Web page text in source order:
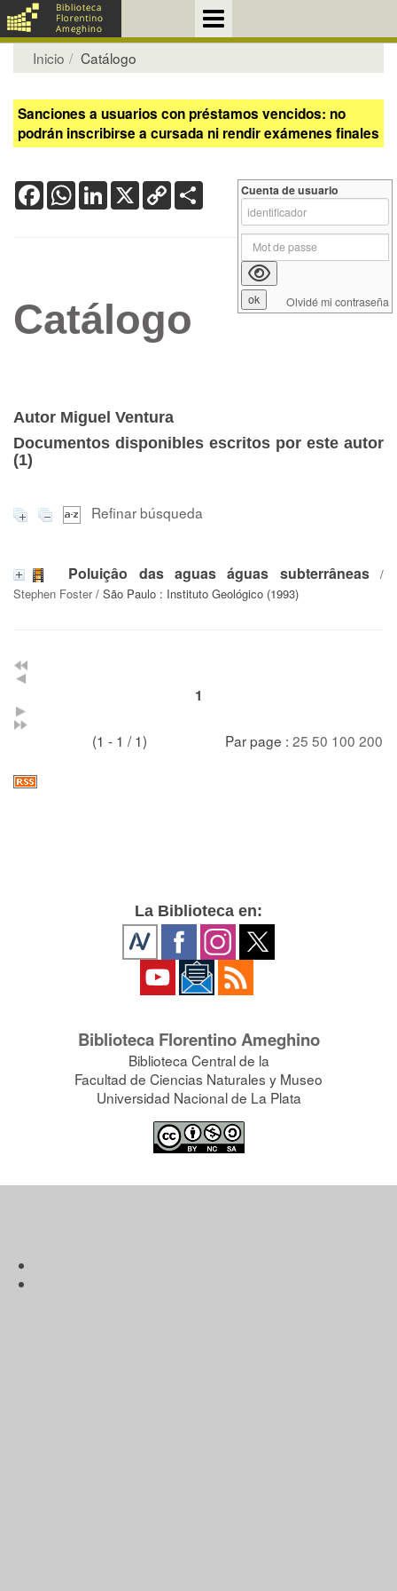
Inicio Catálogo
Sanciones a usuarios con préstamos vencidos: no
podrán inscribirse a cursada ni rendir exámenes finales
FacebookWhatsApp
LinkedIn
X Copy
Link
Catálogo
Autor Miguel Ventura
Documentos disponibles escritos por este autor
(1)
Refinar búsqueda
Poluiçâo das aguas águas subterrâneas/
Stephen Foster/ São Paulo : Instituto Geológico (1993)
1
(1 - 1 / 1) Par page : 25 50 100 200
Cuenta de usuario
Olvidé mi contraseña
La Biblioteca en:
Biblioteca Florentino Ameghino
Biblioteca Central de la
Facultad de Ciencias Naturales y Museo
Universidad Nacional de La Plata